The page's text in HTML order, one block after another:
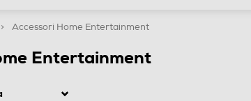
Accessori Home Entertainment
Entertainment